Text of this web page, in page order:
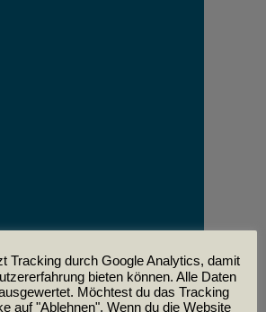
Tracking durch Google Analytics, damit
bieten können. Alle Daten
Möchtest du das Tracking
auf "Ablehnen". Wenn du die Website